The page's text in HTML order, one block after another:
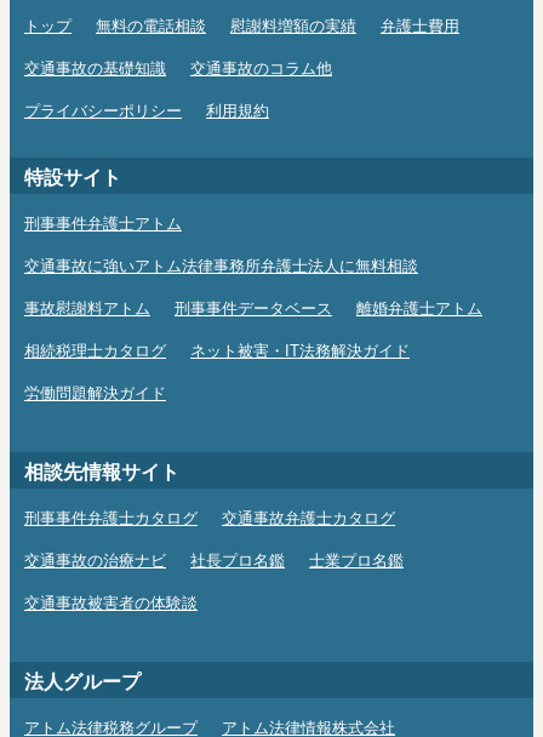
トップ 無料の電話相談 慰謝料増額の実績 弁護士費用
交通事故の基礎知識 交通事故のコラム他
プライバシーポリシー 利用規約
特設サイト
刑事事件弁護士アトム
交通事故に強いアトム法律事務所弁護士法人に無料相談
事故慰謝料アトム 刑事事件データベース 離婚弁護士アトム
相続税理士カタログ ネット被害・IT法務解決ガイド
労働問題解決ガイド
相談先情報サイト
刑事事件弁護士カタログ 交通事故弁護士カタログ
交通事故の治療ナビ 社長プロ名鑑 士業プロ名鑑
交通事故被害者の体験談
法人グループ
アトム法律税務グループ アトム法律情報株式会社